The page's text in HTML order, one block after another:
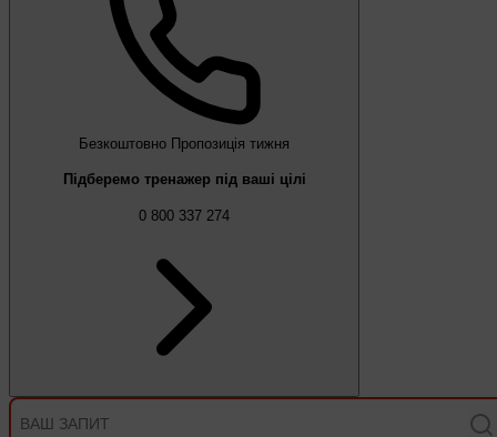
Безкоштовно Пропозиція тижня
Підберемо тренажер під ваші цілі
0 800 337 274